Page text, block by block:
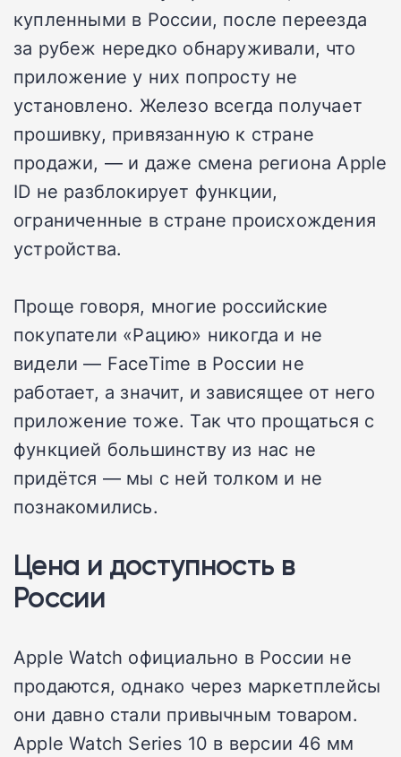
купленными в России, после переезда
за рубеж нередко обнаруживали, что
приложение у них попросту не
установлено. Железо всегда получает
прошивку, привязанную к стране
продажи, — и даже смена региона Apple
ID не разблокирует функции,
ограниченные в стране происхождения
устройства.
Проще говоря, многие российские
покупатели «Рацию» никогда и не
видели — FaceTime в России не
работает, а значит, и зависящее от него
приложение тоже. Так что прощаться с
функцией большинству из нас не
придётся — мы с ней толком и не
познакомились.
Цена и доступность в
России
Apple Watch официально в России не
продаются, однако через маркетплейсы
они давно стали привычным товаром.
Apple Watch Series 10 в версии 46 мм